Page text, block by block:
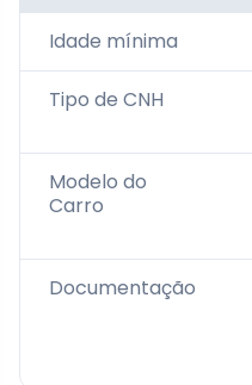
Idade mínima
Tipo de CNH
Modelo do
Carro
Documentação